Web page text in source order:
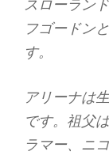
スローラン
フゴードン
す。
アリーナは
です。祖父
ラマー、ニ